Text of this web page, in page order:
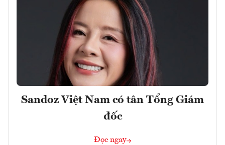
Sandoz Việt Nam có tân Tổng Giám
đốc
Đọc ngay